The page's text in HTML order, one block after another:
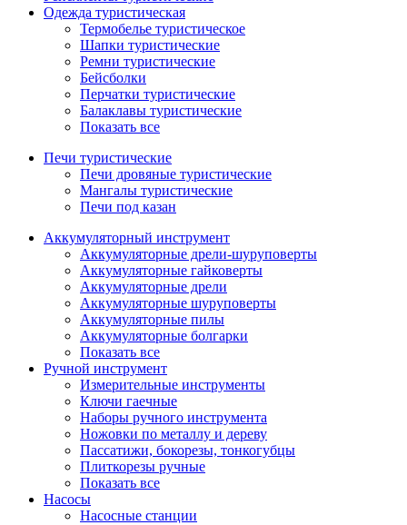
Одежда туристическая
Термобелье туристическое
Шапки туристические
Ремни туристические
Бейсболки
Перчатки туристические
Балаклавы туристические
Показать все
Печи туристические
Печи дровяные туристические
Мангалы туристические
Печи под казан
Аккумуляторный инструмент
Аккумуляторные дрели-шуруповерты
Аккумуляторные гайковерты
Аккумуляторные дрели
Аккумуляторные шуруповерты
Аккумуляторные пилы
Аккумуляторные болгарки
Показать все
Ручной инструмент
Измерительные инструменты
Ключи гаечные
Наборы ручного инструмента
Ножовки по металлу и дереву
Пассатижи, бокорезы, тонкогубцы
Плиткорезы ручные
Показать все
Насосы
Насосные станции